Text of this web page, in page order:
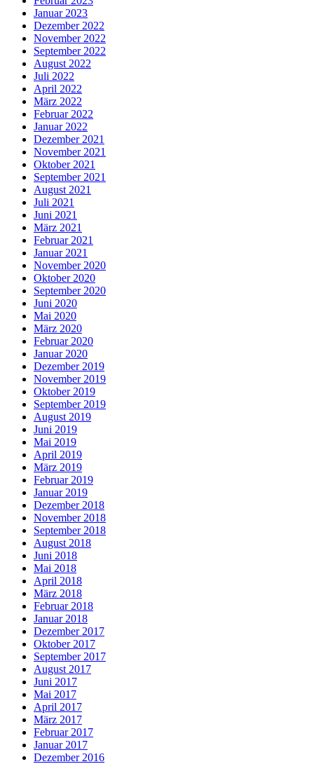
Januar 2023
Dezember 2022
November 2022
September 2022
August 2022
Juli 2022
April 2022
März 2022
Februar 2022
Januar 2022
Dezember 2021
November 2021
Oktober 2021
September 2021
August 2021
Juli 2021
Juni 2021
März 2021
Februar 2021
Januar 2021
November 2020
Oktober 2020
September 2020
Juni 2020
Mai 2020
März 2020
Februar 2020
Januar 2020
Dezember 2019
November 2019
Oktober 2019
September 2019
August 2019
Juni 2019
Mai 2019
April 2019
März 2019
Februar 2019
Januar 2019
Dezember 2018
November 2018
September 2018
August 2018
Juni 2018
Mai 2018
April 2018
März 2018
Februar 2018
Januar 2018
Dezember 2017
Oktober 2017
September 2017
August 2017
Juni 2017
Mai 2017
April 2017
März 2017
Februar 2017
Januar 2017
Dezember 2016